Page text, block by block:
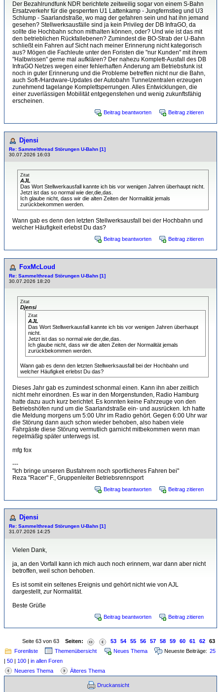
Der Bezahlrundfunk NDR berichtete zeitweilig sogar von einem S-Bahn
Ersatzverkehr für die gesperrten U1 Lattenkamp - Jungfernstieg und U3
Schlump - Saarlandstraße, wo mag der gefahren sein und hat ihn jemand
gesehen? Stellwerksausfälle sind ja kein Privileg der DB InfraGO, da
sollte die Hochbahn schon mithalten können, oder? Und wie ist das mit
den betrieblichen Rückfallebenen? Zumindest die BO-Strab der U-Bahn
schließt ein Fahren auf Sicht nach meiner Erinnerung nicht kategorisch
aus? Mögen die Fachleute unter den Foristen die "nur Kunden" mit ihrem
"Halbwissen" gerne mal aufklären? Der nahezu Komplett-Ausfall des DB
InfraGO Netzes wegen einer fehlerhaften Änderung am Betriebsfunk ist
noch in guter Erinnerung und die Probleme betreffen nicht nur die Bahn,
auch Soft-/Hardware-Updates der Autobahn Tunnelzentralen erzeugen
zunehmend tagelange Komplettsperrungen. Alles Entwicklungen, die
einer zuverlässigen Mobilität entgegenstehen und wenig zukunftsfähig
erscheinen.
Beitrag beantworten Beitrag zitieren
Djensi
Re: Sammelthread Störungen U-Bahn [1]
30.07.2026 16:03
Zitat
AJL
Das Wort Stellwerkausfall kannte ich bis vor wenigen Jahren überhaupt nicht.
Jetzt ist das so normal wie der,die,das.
Ich glaube nicht, dass wir die alten Zeiten der Normalität jemals
zurückbekommen werden.
Wann gab es denn den letzten Stellwerksausfall bei der Hochbahn und
welcher Häufigkeit erlebst Du das?
Beitrag beantworten Beitrag zitieren
FoxMcLoud
Re: Sammelthread Störungen U-Bahn [1]
30.07.2026 18:20
Zitat
Djensi
Zitat
AJL
Das Wort Stellwerkausfall kannte ich bis vor wenigen Jahren überhaupt
nicht.
Jetzt ist das so normal wie der,die,das.
Ich glaube nicht, dass wir die alten Zeiten der Normalität jemals
zurückbekommen werden.
Wann gab es denn den letzten Stellwerksausfall bei der Hochbahn und
welcher Häufigkeit erlebst Du das?
Dieses Jahr gab es zumindest schonmal einen. Kann ihn aber zeitlich
nicht mehr einordnen. Es war in den Morgenstunden, Radio Hamburg
hatte dazu auch kurz berichtet. Es konnten keine Fahrzeuge von den
Betriebshöfen rund um die Saarlandstraße ein- und ausrücken. Ich hatte
die Meldung morgens um 5:00 Uhr im Radio gehört. Gegen 6:00 Uhr war
die Störung dann auch schon wieder behoben, also haben viele
Fahrgäste diese Störung vermutlich garnicht mitbekommen wenn man
regelmäßig später unterwegs ist.
mfg fox
---
"Ich bringe unseren Busfahrern noch sportlicheres Fahren bei"
Reza "Racer" F., Gruppenleiter Betriebsrennsport
Beitrag beantworten Beitrag zitieren
Djensi
Re: Sammelthread Störungen U-Bahn [1]
31.07.2026 14:25
Vielen Dank,
ja, an den Vorfall kann ich mich auch noch erinnern, war dann aber nicht
betroffen, weil schon behoben.
Es ist somit ein seltenes Ereignis und gehört nicht wie von AJL
dargestellt, zur Normalität.
Beste Grüße
Beitrag beantworten Beitrag zitieren
Seite 63 von 63 Seiten: 53 54 55 56 57 58 59 60 61 62
63
Forenliste
Themenübersicht Neues Thema Neueste Beiträge: 25
| 50 | 100 | in allen Foren
Neueres Thema
Älteres Thema
Druckansicht